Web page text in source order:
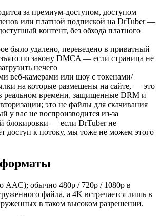
за премиум-доступом, доступом
или платной подпиской на DrTuber —
контент, без обхода платного
было удалено, переведено в приватный
по закону DMCA — если страница не
нечего
веб-камерами или шоу с токенами/
на которые размещены на сайте, — это
реальном времени, защищенные DRM и
это не файлы для скачивания
у вас не воспроизводится из-за
блокировки — если DrTuber не
доступ к потоку, мы тоже не можем этого
AAC); обычно 480p / 720p / 1080p в
файла, а 4K встречается лишь в
в таком высоком разрешении.